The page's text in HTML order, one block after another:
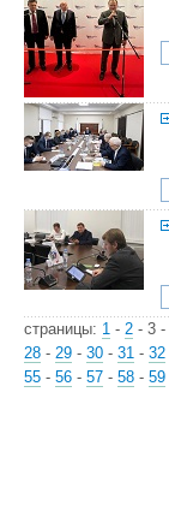
страницы: 1 - 2 - 3 -
28 - 29 - 30 - 31 - 32
55 - 56 - 57 - 58 - 59